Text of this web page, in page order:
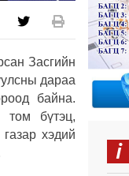
Засгийн
дараа
байна.
том бүтэц,
хэдий
i